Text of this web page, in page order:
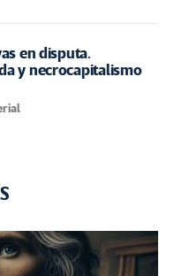
en disputa.
y necrocapitalismo